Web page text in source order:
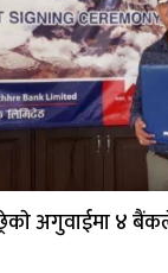
अगुवाईमा ४